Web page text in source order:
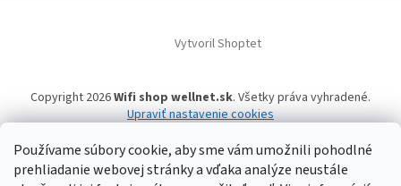
Používame súbory cookie, aby sme vám umožnili pohodlné
prehliadanie webovej stránky a vďaka analýze neustále
Vytvoril Shoptet
Copyright 2026Wifi shop wellnet.sk. Všetky práva vyhradené.
Upraviť nastavenie cookies
Wifi shop wellnet.sk prevádzkuje spoločnosť WELLNET, s.r.o.,IČO: 36484610,